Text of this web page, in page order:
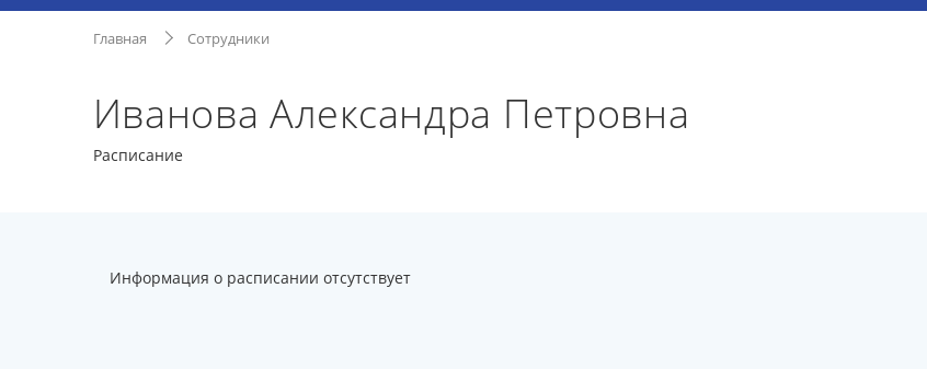
Главная Сотрудники
Иванова Александра Петровна
Расписание
Информация о расписании отсутствует